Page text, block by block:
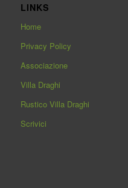
LINKS
Home
Privacy Policy
Associazione
Villa Draghi
Rustico Villa Draghi
Scrivici